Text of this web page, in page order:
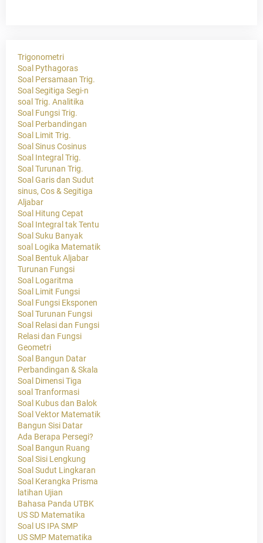
Trigonometri
Soal Pythagoras
Soal Persamaan Trig.
Soal Segitiga Segi-n
soal Trig. Analitika
Soal Fungsi Trig.
Soal Perbandingan
Soal Limit Trig.
Soal Sinus Cosinus
Soal Integral Trig.
Soal Turunan Trig.
Soal Garis dan Sudut
sinus, Cos & Segitiga
Aljabar
Soal Hitung Cepat
Soal Integral tak Tentu
Soal Suku Banyak
soal Logika Matematik
Soal Bentuk Aljabar
Turunan Fungsi
Soal Logaritma
Soal Limit Fungsi
Soal Fungsi Eksponen
Soal Turunan Fungsi
Soal Relasi dan Fungsi
Relasi dan Fungsi
Geometri
Soal Bangun Datar
Perbandingan & Skala
Soal Dimensi Tiga
soal Tranformasi
Soal Kubus dan Balok
Soal Vektor Matematik
Bangun Sisi Datar
Ada Berapa Persegi?
Soal Bangun Ruang
Soal Sisi Lengkung
Soal Sudut Lingkaran
Soal Kerangka Prisma
latihan Ujian
Bahasa Panda UTBK
US SD Matematika
Soal US IPA SMP
US SMP Matematika